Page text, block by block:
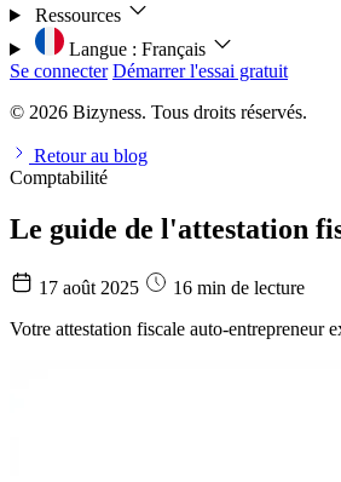
Ressources
Langue : Français
Se connecter Démarrer l'essai gratuit
© 2026 Bizyness. Tous droits réservés.
Retour au blog
Comptabilité
Le guide de l'attestation
17 août 2025
16 min de lecture
Votre attestation fiscale auto-entrepreneur